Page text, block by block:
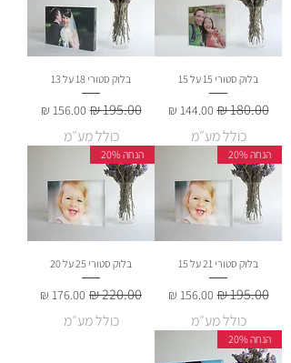
בלוק סטורי 15 על 15
מחיר רגיל‏180.00 ‏₪ מחיר מבצע
כולל מע״מ
בלוק סטורי 18 על 13
מחיר רגיל‏195.00 ‏₪ מחיר מבצע
כולל מע״מ
הנחה 20%
בלוק סטורי 21 על 15
מחיר רגיל‏195.00 ‏₪ מחיר מבצע
כולל מע״מ
הנחה 20%
בלוק סטורי 25 על 20
מחיר רגיל מחיר מבצע
כולל מע״מ
הנחה 20%